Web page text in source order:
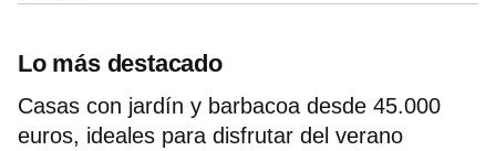
Lo más destacado
Casas con jardín y barbacoa desde 45.000
euros, ideales para disfrutar del verano